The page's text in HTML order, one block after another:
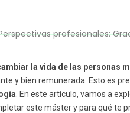
profesionales:
la vida de las personas
y bien remunerada. Esto es
. En este artículo, vamos a
este máster y para qué te